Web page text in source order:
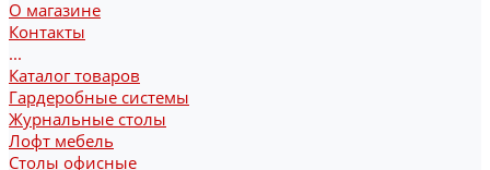
О магазине
Контакты
...
Каталог товаров
Гардеробные системы
Журнальные столы
Лофт мебель
Столы офисные